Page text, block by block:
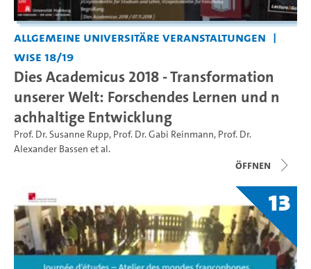
Allgemeine universitäre Veranstaltungen
WiSe 18/19
Dies Academicus 2018 - Transformation
unserer Welt: Forschendes Lernen und n
achhaltige Entwicklung
Prof. Dr. Susanne Rupp, Prof. Dr. Gabi Reinmann, Prof. Dr.
Alexander Bassen et al.
Öffnen
13